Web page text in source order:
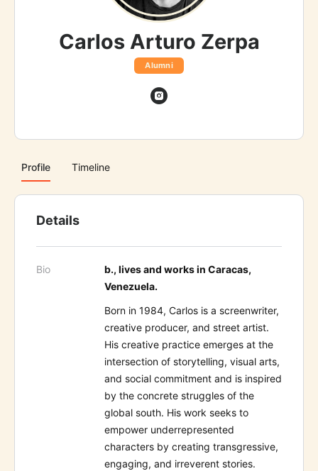
Carlos Arturo Zerpa
Alumni
Profile Timeline
Details
Bio b., lives and works in Caracas,
Venezuela.
Born in 1984, Carlos is a screenwriter,
creative producer, and street artist.
His creative practice emerges at the
intersection of storytelling, visual arts,
and social commitment and is inspired
by the concrete struggles of the
global south. His work seeks to
empower underrepresented
characters by creating transgressive,
engaging, and irreverent stories.